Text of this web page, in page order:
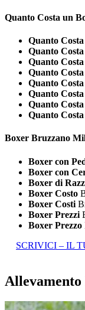
Quanto Costa un
Quanto
Quanto
Quanto
Quanto
Quanto
Quanto
Quanto
Quanto
Boxer Bruzzano
Boxer con
Boxer con
Boxer di
Boxer Costo
Boxer Costi
Boxer Prezzi
Boxer Prezzo
SCRIVICI – IL
Allevamento